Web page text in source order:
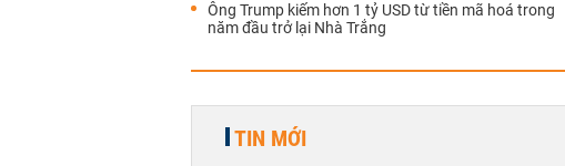
Ông Trump kiếm hơn 1 tỷ USD từ tiền mã hoá trong
năm đầu trở lại Nhà Trắng
TIN MỚI